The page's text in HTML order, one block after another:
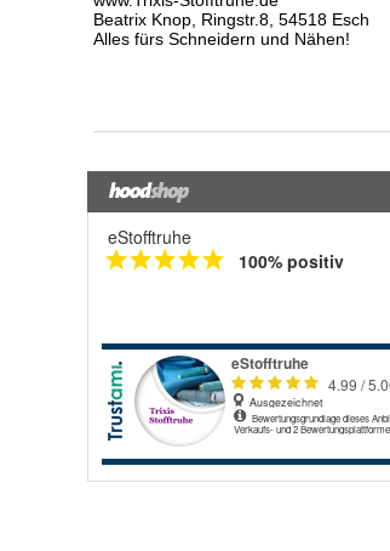
eStofftruhe
100% positiv